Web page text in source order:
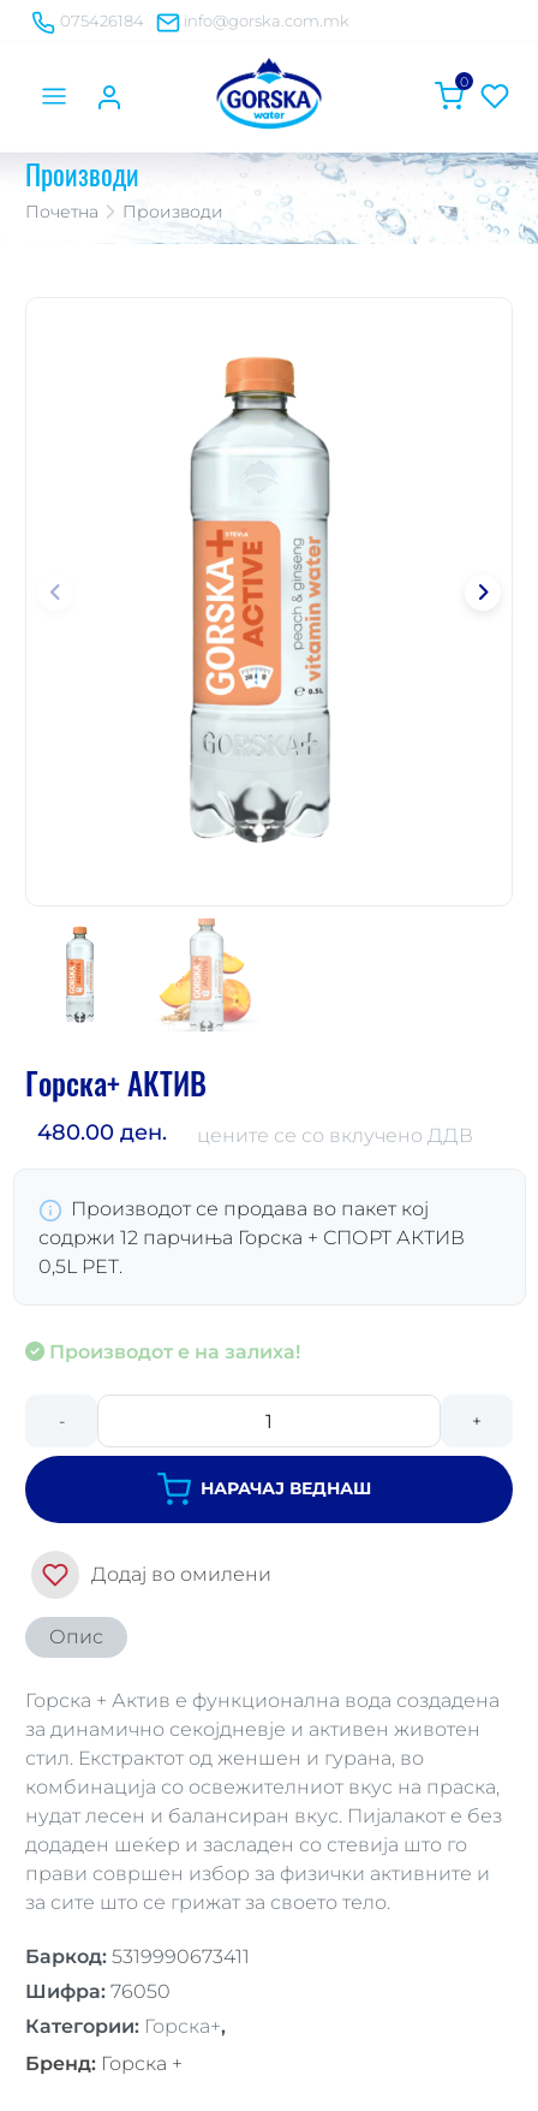
075426184 info@gorska.com.mk
0
Производи
Почетна Производи
Горска+ АКТИВ
480.00 ден. цените се со вклучено ДДВ
Производот се продава во пакет кој
содржи 12 парчиња Горска + СПОРТ АКТИВ
0,5L PET.
Производот е на залиха!
- +
НАРАЧАЈ ВЕДНАШ
Додај во омилени
Опис
Горска + Актив е функционална вода создадена
за динамично секојдневје и активен животен
стил. Екстрактот од женшен и гурана, во
комбинација со освежителниот вкус на праска,
нудат лесен и балансиран вкус. Пијалакот е без
додаден шеќер и засладен со стевија што го
прави совршен избор за физички активните и
за сите што се грижат за своето тело.
Баркод: 5319990673411
Шифра: 76050
Категории: Горскa+,
Бренд: Горска +